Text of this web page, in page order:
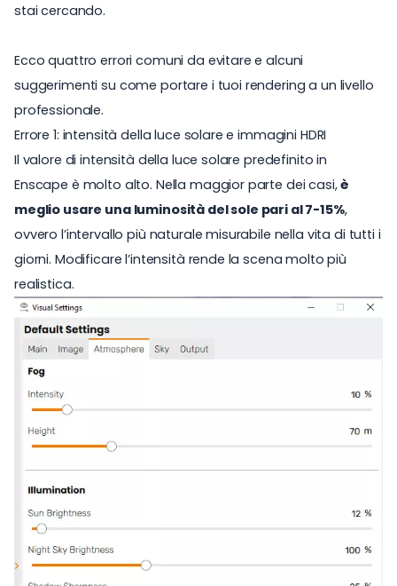
stai cercando.
Ecco quattro errori comuni da evitare e alcuni
suggerimenti su come portare i tuoi rendering a un livello
professionale.
Errore 1: intensità della luce solare e immagini HDRI
Il valore di intensità della luce solare predefinito in
Enscape è molto alto. Nella maggior parte dei casi,è
meglio usare una luminosità del sole pari al 7-15%,
ovvero l’intervallo più naturale misurabile nella vita di tutti i
giorni. Modificare l’intensità rende la scena molto più
realistica.